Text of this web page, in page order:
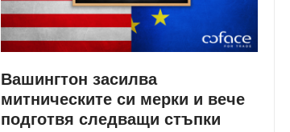
Вашингтон засилва
митническите си мерки и вече
подготвя следващи стъпки